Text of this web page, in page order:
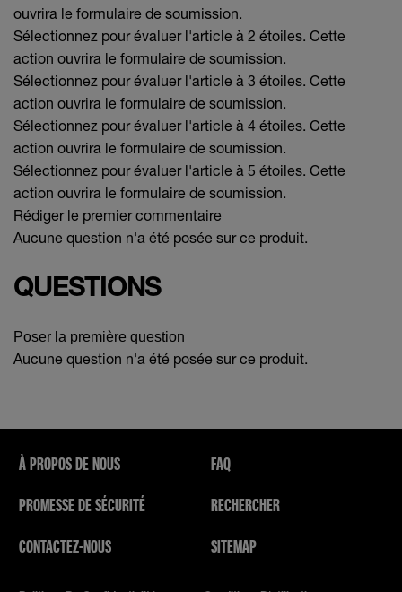
ouvrira le formulaire de soumission.
Sélectionnez pour évaluer l'article à 2 étoiles. Cette
action ouvrira le formulaire de soumission.
Sélectionnez pour évaluer l'article à 3 étoiles. Cette
action ouvrira le formulaire de soumission.
Sélectionnez pour évaluer l'article à 4 étoiles. Cette
action ouvrira le formulaire de soumission.
Sélectionnez pour évaluer l'article à 5 étoiles. Cette
action ouvrira le formulaire de soumission.
Rédiger le premier commentaire
Aucune question n'a été posée sur ce produit.
QUESTIONS
Poser la première question
Aucune question n'a été posée sur ce produit.
À PROPOS DE NOUS
PROMESSE DE SÉCURITÉ
CONTACTEZ-NOUS
FAQ
RECHERCHER
SITEMAP